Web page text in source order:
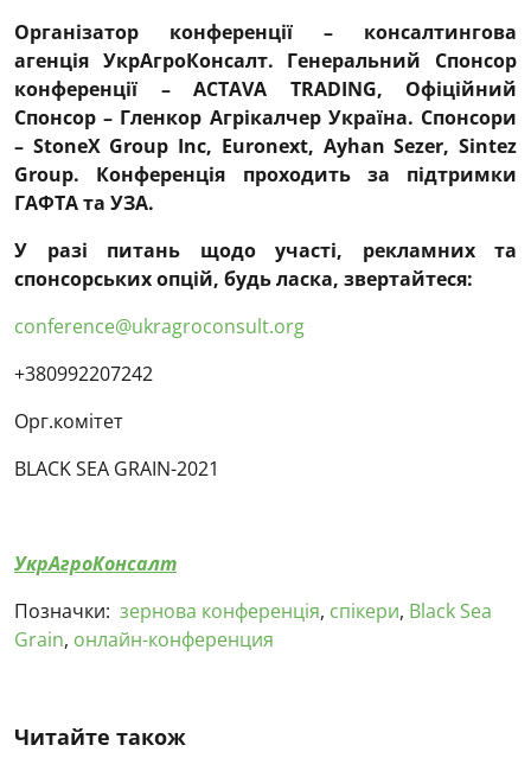
Організатор конференції – консалтингова
агенція УкрАгроКонсалт. Генеральний Спонсор
конференції – ACTAVA TRADING, Офіційний
Спонсор – Гленкор Агрікалчер Україна. Спонсори
– StoneX Group Inc, Euronext, Ayhan Sezer, Sintez
Group. Конференція проходить за підтримки
ГАФТА та УЗА.
У разі питань щодо участі, рекламних та
спонсорських опцій, будь ласка, звертайтеся:
conference@ukragroconsult.org
+380992207242
Орг.комітет
BLACK SEA GRAIN-2021
УкрАгроКонсалт
Позначки: зернова конференція, спікери, Black Sea
Grain, онлайн-конференция
Читайте також